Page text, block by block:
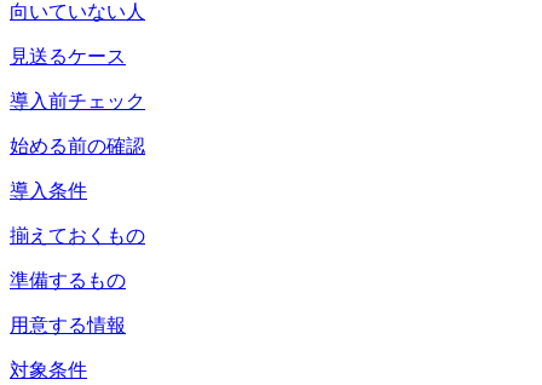
向いていない人
見送るケース
導入前チェック
始める前の確認
導入条件
揃えておくもの
準備するもの
用意する情報
対象条件